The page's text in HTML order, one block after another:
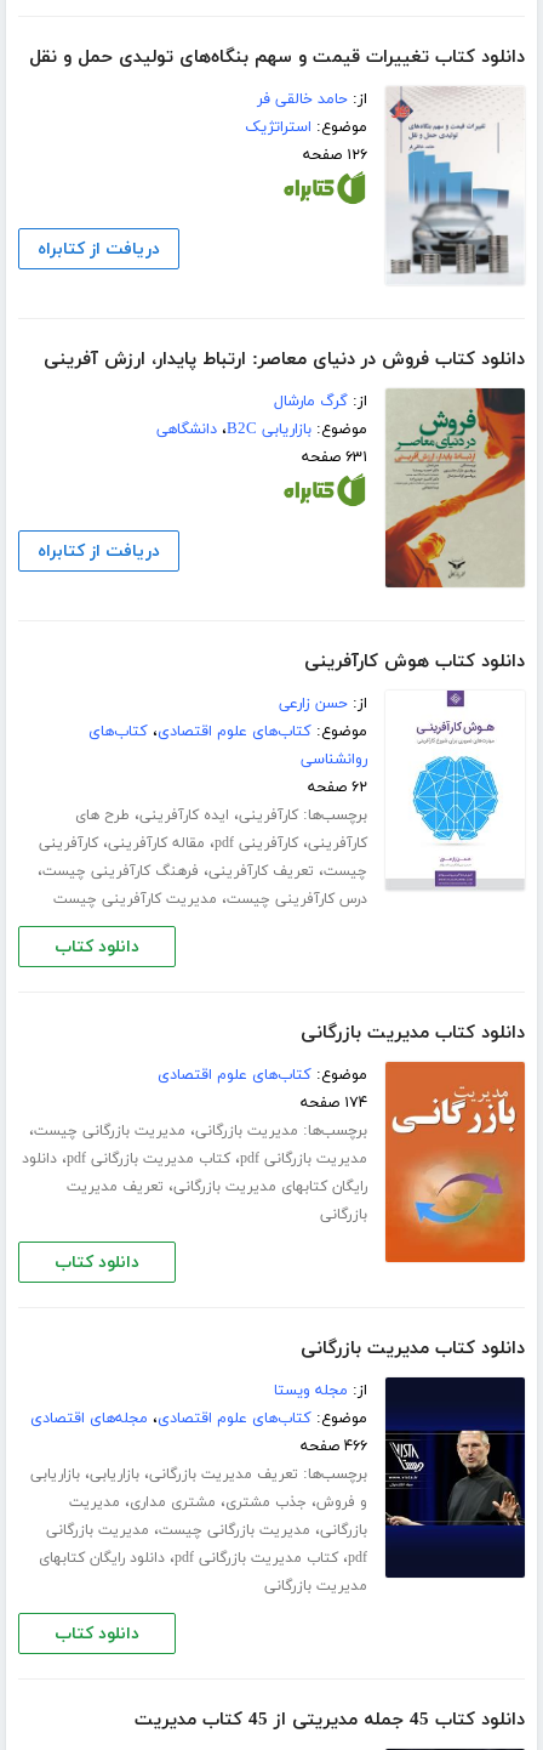
دانلود کتاب تغییرات قیمت و سهم بنگاه‌های تولیدی حمل و نقل
از:حامد خالقی فر
موضوع: استراتژیک
۱۲۶ صفحه
دریافت از کتابراه
دانلود کتاب فروش در دنیای معاصر: ارتباط پایدار، ارزش آفرینی
از:گرگ مارشال
موضوع:بازاریابی B2C ،دانشگاهی
۶۳۱ صفحه
دریافت از کتابراه
دانلود کتاب هوش کارآفرینی
از:حسن زارعی
موضوع:کتاب‌های علوم اقتصادی،کتاب‌های
روانشناسی
۶۲ صفحه
برچسب‌ها:کارآفرینی، ایده کارآفرینی، طرح های
کارآفرینی،کارآفرینی pdf ، مقاله کارآفرینی،کارآفرینی
چیست، تعریف کارآفرینی، فرهنگ کارآفرینی چیست،
درس کارآفرینی چیست، مدیریت کارآفرینی چیست
دانلود کتاب
دانلود کتاب مدیریت بازرگانی
موضوع:کتاب‌های علوم اقتصادی
۱۷۴ صفحه
برچسب‌ها: مدیریت بازرگانی، مدیریت بازرگانی چیست،
مدیریت بازرگانی pdf ،کتاب مدیریت بازرگانی pdf ،دانلود
رایگان کتابهای مدیریت بازرگانی، تعریف مدیریت
بازرگانی
دانلود کتاب
دانلود کتاب مدیریت بازرگانی
از: مجله ویستا
موضوع:کتاب‌های علوم اقتصادی، مجله‌های اقتصادی
۴۶۶ صفحه
برچسب‌ها: تعریف مدیریت بازرگانی،بازاریابی،بازاریابی
و فروش، جذب مشتری، مشتری مداری، مدیریت
بازرگانی، مدیریت بازرگانی چیست، مدیریت بازرگانی
pdf،کتاب مدیریت بازرگانی pdf ،دانلود رایگان کتابهای
مدیریت بازرگانی
دانلود کتاب
دانلود کتاب 45 جمله مدیریتی از 45 کتاب مدیریت